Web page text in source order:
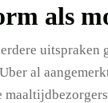
als
al